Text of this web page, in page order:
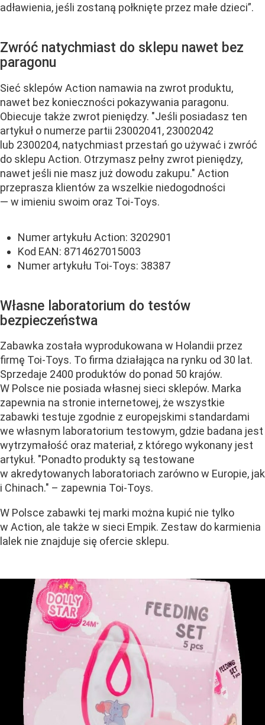
adławienia, jeśli zostaną połknięte przez małe dzieci”.
Zwróć natychmiast do sklepu nawet bez
paragonu
Sieć sklepów Action namawia na zwrot produktu,
nawet bez konieczności pokazywania paragonu.
Obiecuje także zwrot pieniędzy. "Jeśli posiadasz ten
artykuł o numerze partii 23002041, 23002042
lub 2300204, natychmiast przestań go używać i zwróć
do sklepu Action. Otrzymasz pełny zwrot pieniędzy,
nawet jeśli nie masz już dowodu zakupu." Action
przeprasza klientów za wszelkie niedogodności
— w imieniu swoim oraz Toi-Toys.
Numer artykułu Action: 3202901
Kod EAN: 8714627015003
Numer artykułu Toi⁠-Toys: 38387
Własne laboratorium do testów
bezpieczeństwa
Zabawka została wyprodukowana w Holandii przez
firmę Toi-Toys. To firma działająca na rynku od 30 lat.
Sprzedaje 2400 produktów do ponad 50 krajów.
W Polsce nie posiada własnej sieci sklepów. Marka
zapewnia na stronie internetowej, że wszystkie
zabawki testuje zgodnie z europejskimi standardami
we własnym laboratorium testowym, gdzie badana jest
wytrzymałość oraz materiał, z którego wykonany jest
artykuł. "Ponadto produkty są testowane
w akredytowanych laboratoriach zarówno w Europie, jak
i Chinach." – zapewnia Toi-Toys.
W Polsce zabawki tej marki można kupić nie tylko
w Action, ale także w sieci Empik. Zestaw do karmienia
lalek nie znajduje się ofercie sklepu.